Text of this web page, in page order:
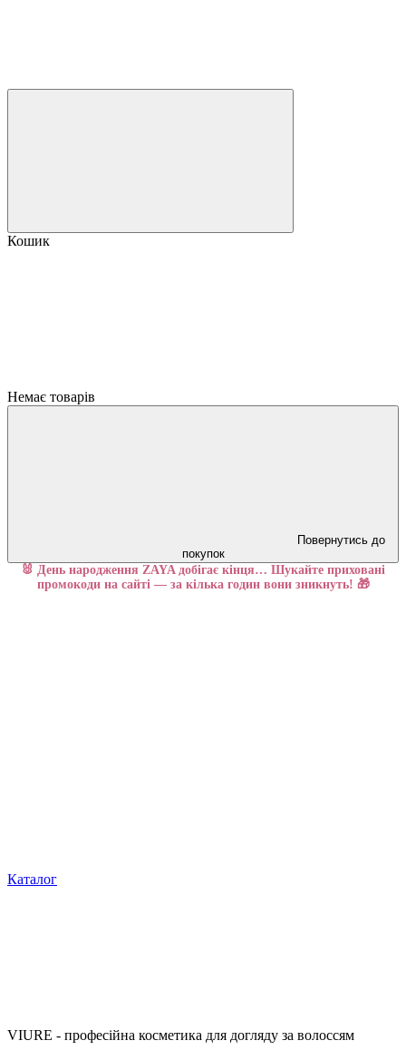
Кошик
Немає товарів
Повернутись до
покупок
🐰 День народження ZAYA добігає кінця… Шукайте приховані
промокоди на сайті — за кілька годин вони зникнуть! 🎁
Каталог
VIURE - професійна косметика для догляду за волоссям